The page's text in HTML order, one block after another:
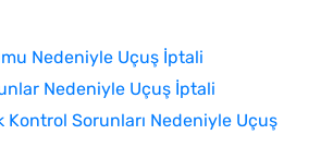
Nedeniyle Uçuş İptali
Nedeniyle Uçuş İptali
Kontrol Sorunları Nedeniyle Uçuş